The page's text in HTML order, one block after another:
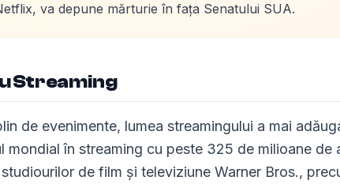
va depune mărturie în fața Senatului SUA.
Streaming
de evenimente, lumea streamingului a mai
mondial în streaming cu peste 325 de milioane de
de film și televiziune Warner Bros.,